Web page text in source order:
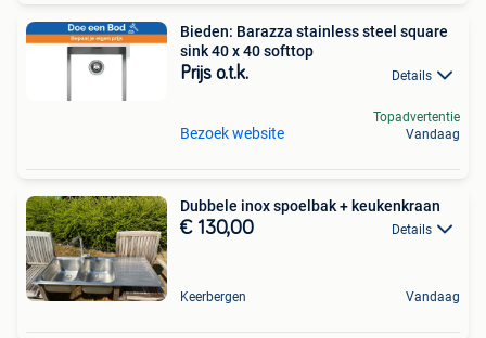
Bieden: Barazza stainless steel square
sink 40 x 40 softtop
Prijs o.t.k. Details
Bezoek website
Topadvertentie
Vandaag
Dubbele inox spoelbak + keukenkraan
€ 130,00 Details
Keerbergen Vandaag